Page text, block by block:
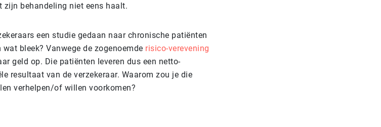
behandeling niet eens haalt.
een studie gedaan naar chronische patiënten
bleek? Vanwege de zogenoemde risico-verevening
geld op. Die patiënten leveren dus een netto-
resultaat van de verzekeraar. Waarom zou je die
verhelpen/of willen voorkomen?